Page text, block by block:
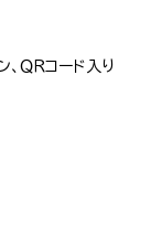
ＱＲコード入り